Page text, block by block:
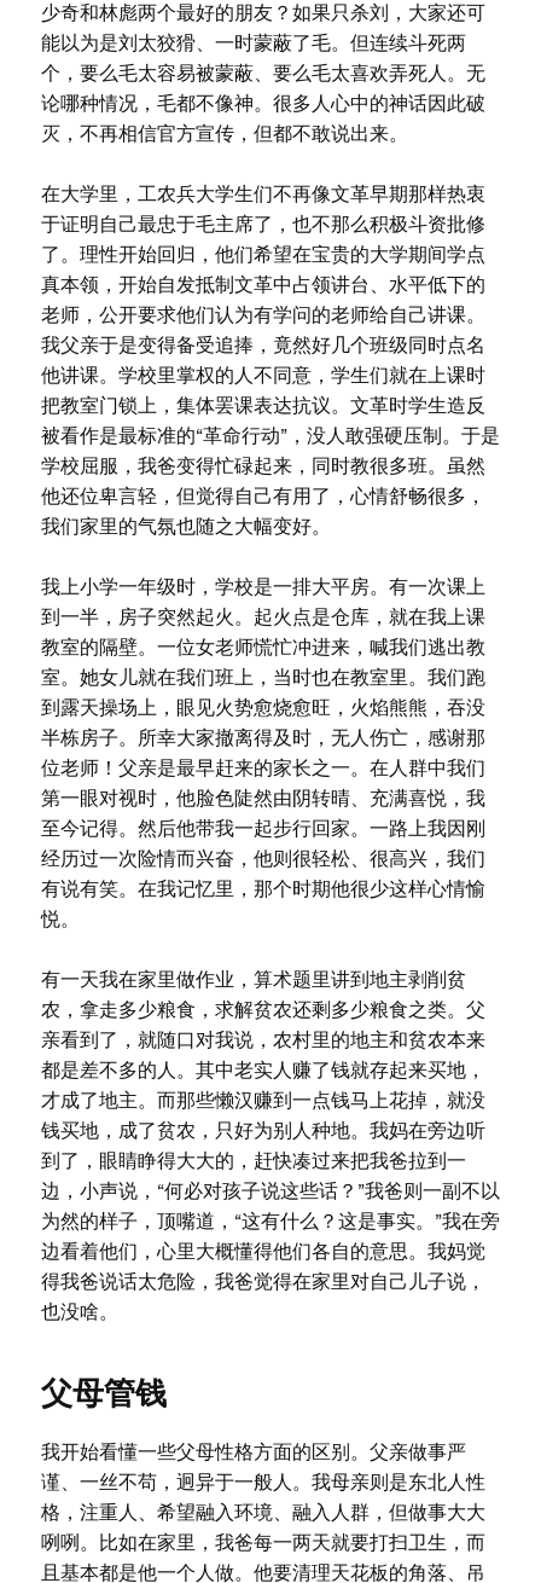
少奇和林彪两个最好的朋友？如果只杀刘，大家还可
能以为是刘太狡猾、一时蒙蔽了毛。但连续斗死两
个，要么毛太容易被蒙蔽、要么毛太喜欢弄死人。无
论哪种情况，毛都不像神。很多人心中的神话因此破
灭，不再相信官方宣传，但都不敢说出来。
在大学里，工农兵大学生们不再像文革早期那样热衷
于证明自己最忠于毛主席了，也不那么积极斗资批修
了。理性开始回归，他们希望在宝贵的大学期间学点
真本领，开始自发抵制文革中占领讲台、水平低下的
老师，公开要求他们认为有学问的老师给自己讲课。
我父亲于是变得备受追捧，竟然好几个班级同时点名
他讲课。学校里掌权的人不同意，学生们就在上课时
把教室门锁上，集体罢课表达抗议。文革时学生造反
被看作是最标准的“革命行动”，没人敢强硬压制。于是
学校屈服，我爸变得忙碌起来，同时教很多班。虽然
他还位卑言轻，但觉得自己有用了，心情舒畅很多，
我们家里的气氛也随之大幅变好。
我上小学一年级时，学校是一排大平房。有一次课上
到一半，房子突然起火。起火点是仓库，就在我上课
教室的隔壁。一位女老师慌忙冲进来，喊我们逃出教
室。她女儿就在我们班上，当时也在教室里。我们跑
到露天操场上，眼见火势愈烧愈旺，火焰熊熊，吞没
半栋房子。所幸大家撤离得及时，无人伤亡，感谢那
位老师！父亲是最早赶来的家长之一。在人群中我们
第一眼对视时，他脸色陡然由阴转晴、充满喜悦，我
至今记得。然后他带我一起步行回家。一路上我因刚
经历过一次险情而兴奋，他则很轻松、很高兴，我们
有说有笑。在我记忆里，那个时期他很少这样心情愉
悦。
有一天我在家里做作业，算术题里讲到地主剥削贫
农，拿走多少粮食，求解贫农还剩多少粮食之类。父
亲看到了，就随口对我说，农村里的地主和贫农本来
都是差不多的人。其中老实人赚了钱就存起来买地，
才成了地主。而那些懒汉赚到一点钱马上花掉，就没
钱买地，成了贫农，只好为别人种地。我妈在旁边听
到了，眼睛睁得大大的，赶快凑过来把我爸拉到一
边，小声说，“何必对孩子说这些话？”我爸则一副不以
为然的样子，顶嘴道，“这有什么？这是事实。”我在旁
边看着他们，心里大概懂得他们各自的意思。我妈觉
得我爸说话太危险，我爸觉得在家里对自己儿子说，
也没啥。
父母管钱
我开始看懂一些父母性格方面的区别。父亲做事严
谨、一丝不苟，迥异于一般人。我母亲则是东北人性
格，注重人、希望融入环境、融入人群，但做事大大
咧咧。比如在家里，我爸每一两天就要打扫卫生，而
且基本都是他一个人做。他要清理天花板的角落、吊